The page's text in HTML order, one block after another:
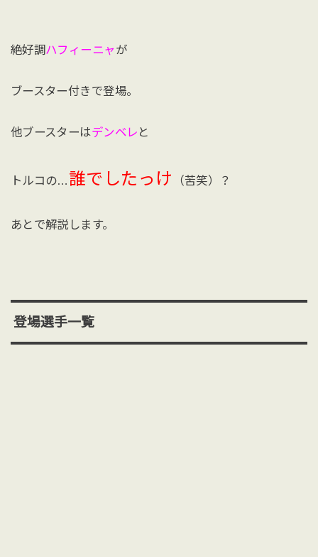
絶好調ハフィーニャ が
ブースター付きで登場。
他ブースターはデンベレ と
トルコの… 誰でしたっけ （苦笑）？
あとで解説します。
登場選手一覧